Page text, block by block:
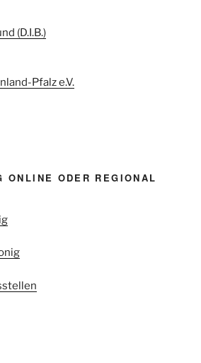
(D.I.B.)
Pfalz e.V.
ONLINE ODER REGIONAL